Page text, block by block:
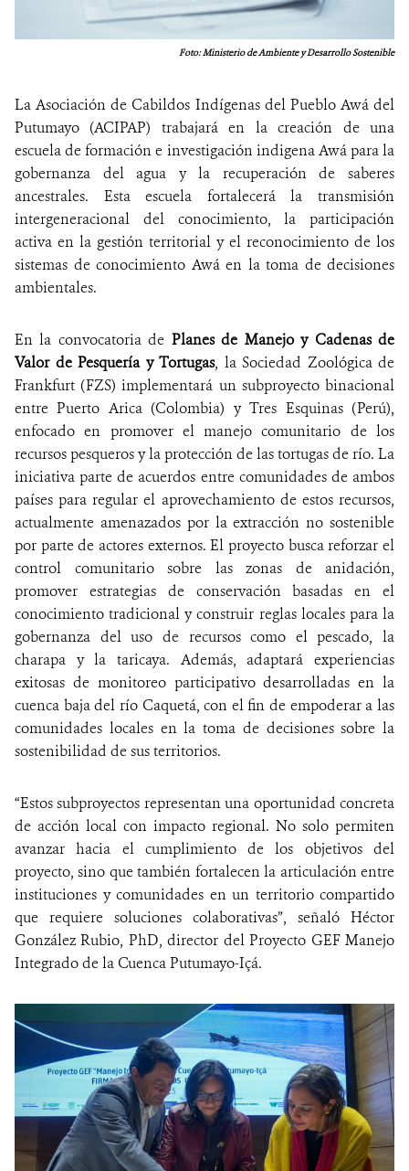
Foto: Ministerio de Ambiente y Desarrollo Sostenible
La Asociación de Cabildos Indígenas del Pueblo Awá del
Putumayo (ACIPAP) trabajará en la creación de una
escuela de formación e investigación indigena Awá para la
gobernanza del agua y la recuperación de saberes
ancestrales. Esta escuela fortalecerá la transmisión
intergeneracional del conocimiento, la participación
activa en la gestión territorial y el reconocimiento de los
sistemas de conocimiento Awá en la toma de decisiones
ambientales.
En la convocatoria de Planes de Manejo y Cadenas de
Valor de Pesquería y Tortugas, la Sociedad Zoológica de
Frankfurt (FZS) implementará un subproyecto binacional
entre Puerto Arica (Colombia) y Tres Esquinas (Perú),
enfocado en promover el manejo comunitario de los
recursos pesqueros y la protección de las tortugas de río. La
iniciativa parte de acuerdos entre comunidades de ambos
países para regular el aprovechamiento de estos recursos,
actualmente amenazados por la extracción no sostenible
por parte de actores externos. El proyecto busca reforzar el
control comunitario sobre las zonas de anidación,
promover estrategias de conservación basadas en el
conocimiento tradicional y construir reglas locales para la
gobernanza del uso de recursos como el pescado, la
charapa y la taricaya. Además, adaptará experiencias
exitosas de monitoreo participativo desarrolladas en la
cuenca baja del río Caquetá, con el fin de empoderar a las
comunidades locales en la toma de decisiones sobre la
sostenibilidad de sus territorios.
“Estos subproyectos representan una oportunidad concreta
de acción local con impacto regional. No solo permiten
avanzar hacia el cumplimiento de los objetivos del
proyecto, sino que también fortalecen la articulación entre
instituciones y comunidades en un territorio compartido
que requiere soluciones colaborativas”, señaló Héctor
González Rubio, PhD, director del Proyecto GEF Manejo
Integrado de la Cuenca Putumayo-Içá.